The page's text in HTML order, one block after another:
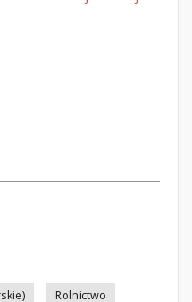
Rolnictwo